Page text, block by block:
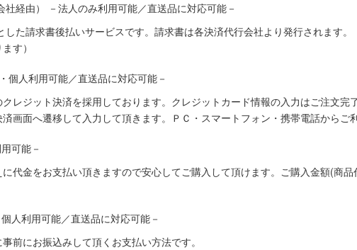
経由） －法人のみ利用可能／直送品に対応可能－
した請求書後払いサービスです。請求書は各決済代行会社より発行されます
す）
個人利用可能／直送品に対応可能－
レジット決済を採用しております。クレジットカード情報の入力はご注文完
画面へ遷移して入力して頂きます。ＰＣ・スマートフォン・携帯電話からご
可能－
代金をお支払い頂きますので安心してご購入して頂けます。ご購入金額(商
人利用可能／直送品に対応可能－
前にお振込みして頂くお支払い方法です。